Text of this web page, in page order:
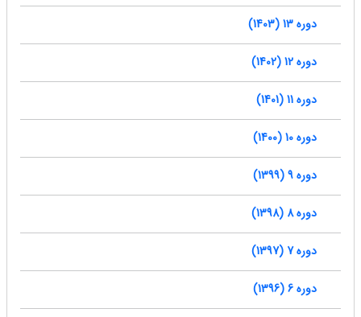
دوره 13 (1403)
دوره 12 (1402)
دوره 11 (1401)
دوره 10 (1400)
دوره 9 (1399)
دوره 8 (1398)
دوره 7 (1397)
دوره 6 (1396)